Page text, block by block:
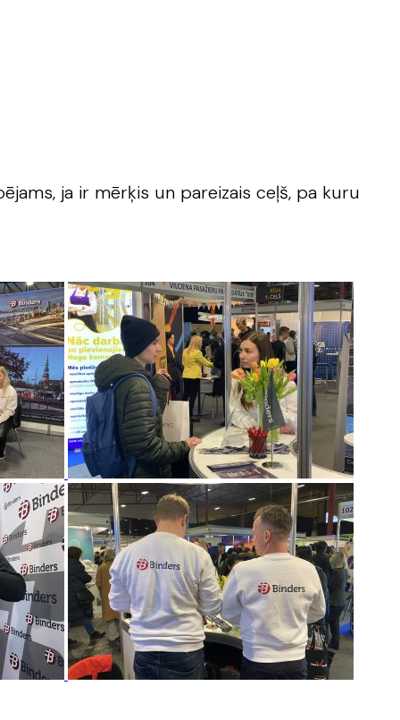
ja ir mērķis un pareizais ceļš, pa kuru